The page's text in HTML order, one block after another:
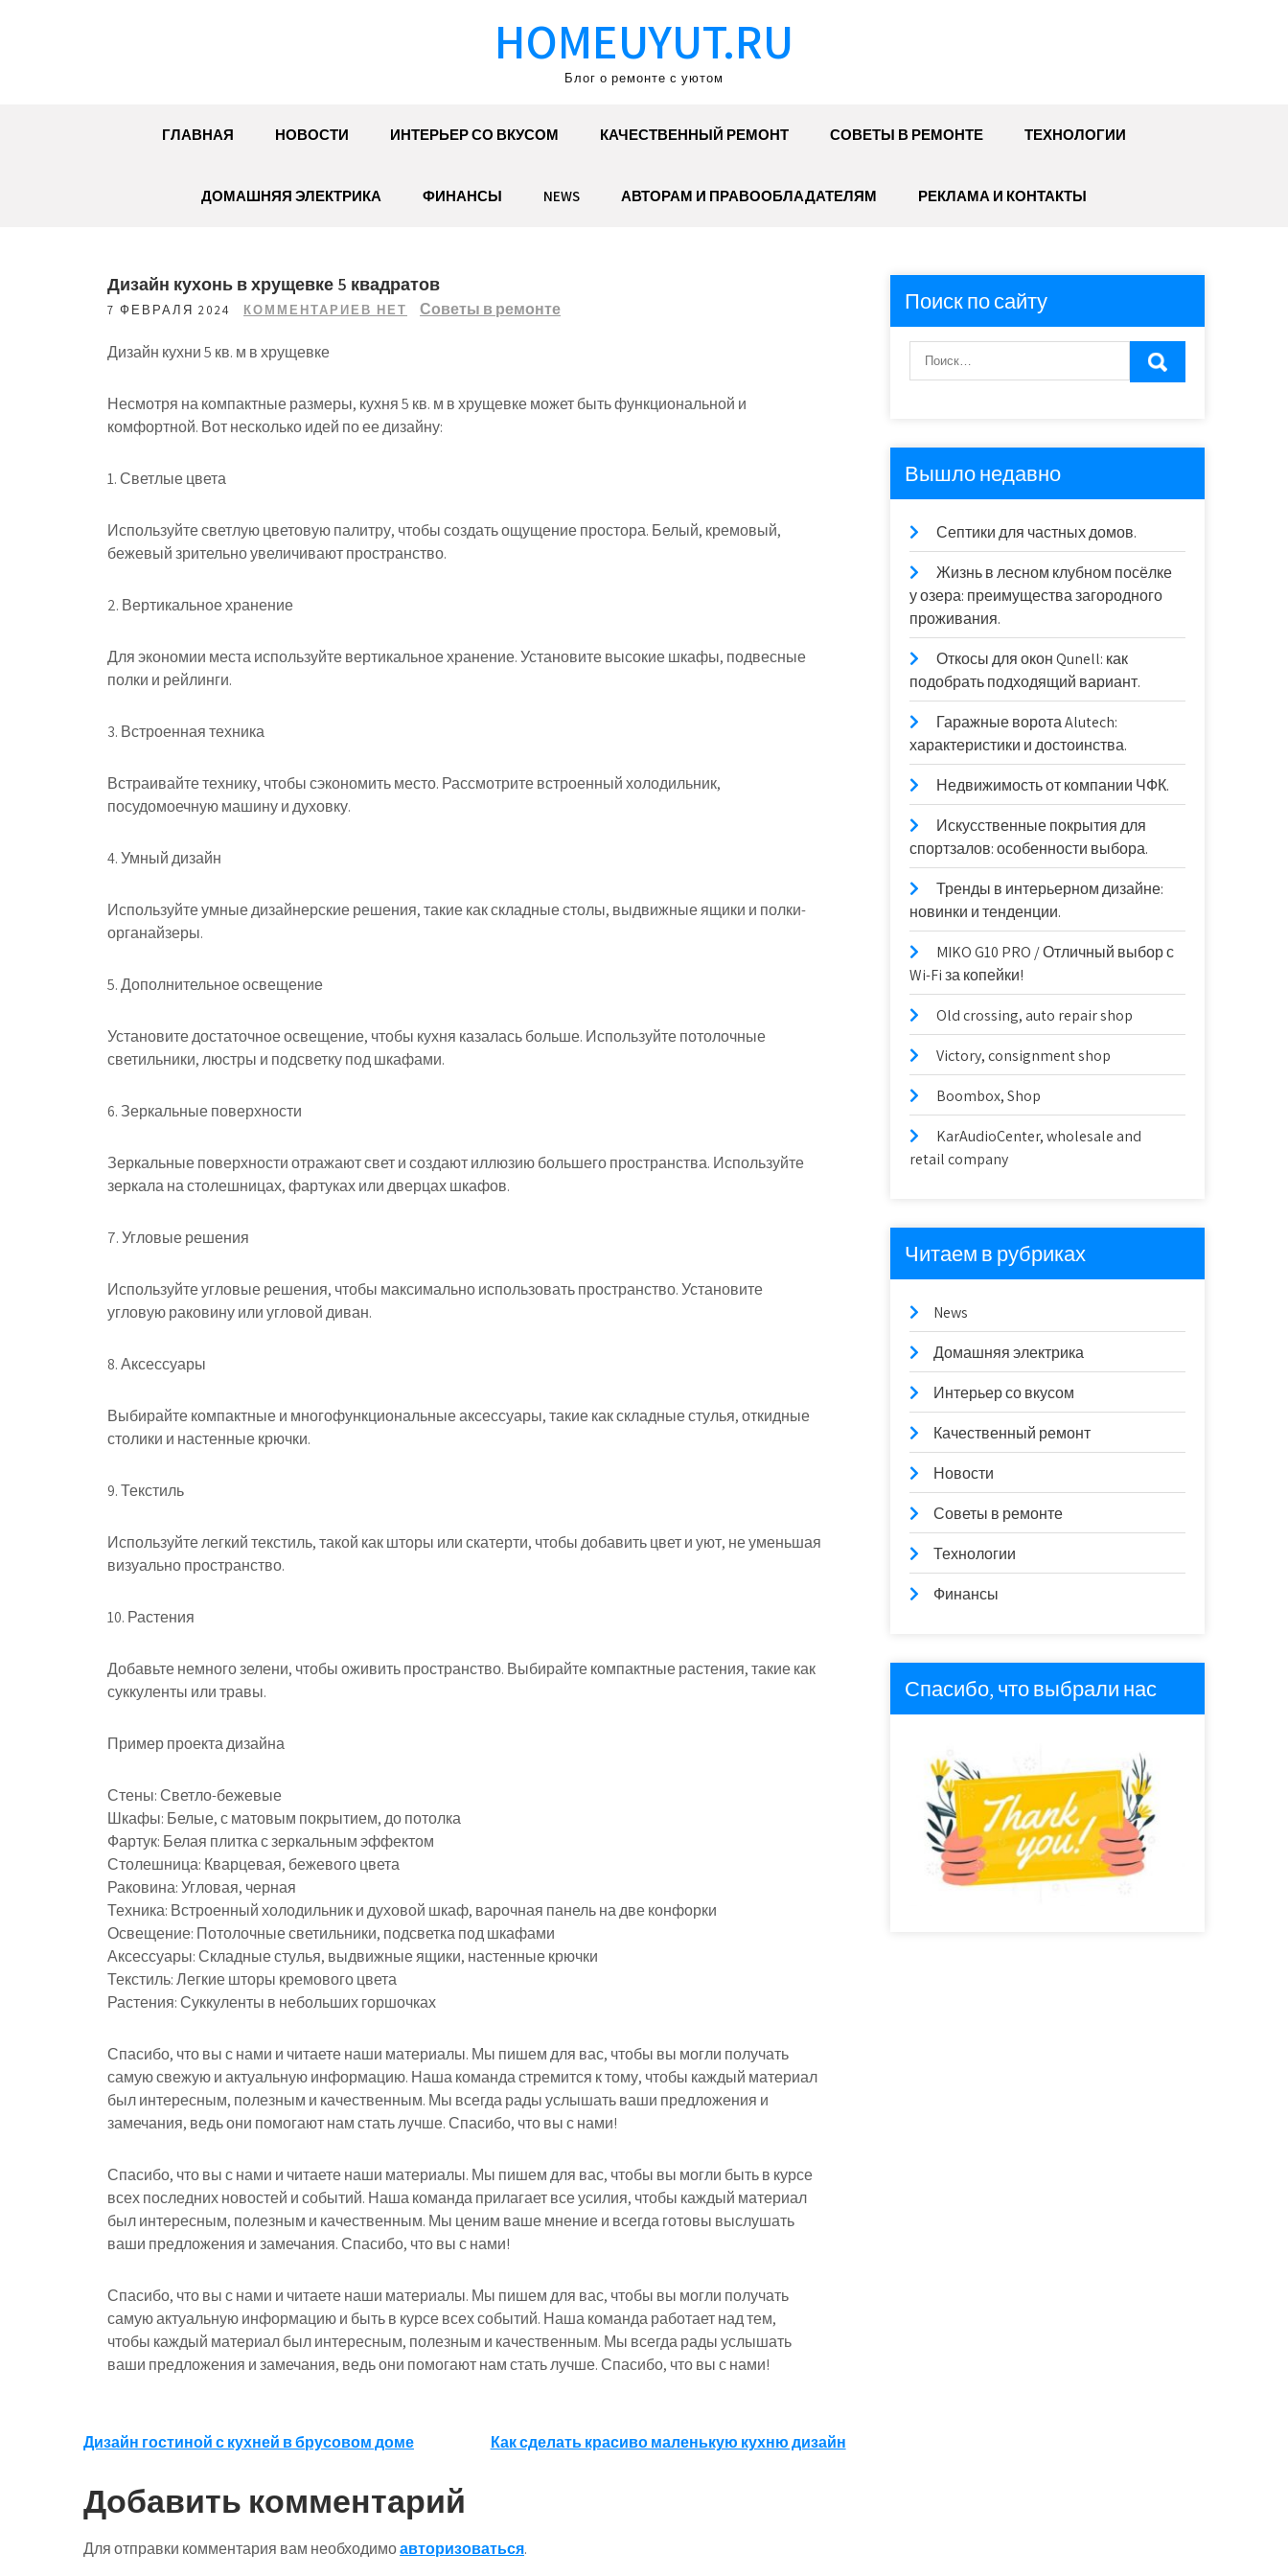
HOMEUYUT.RU
Блог о ремонте с уютом
ГЛАВНАЯ НОВОСТИ ИНТЕРЬЕР СО ВКУСОМ КАЧЕСТВЕННЫЙ РЕМОНТ СОВЕТЫ В РЕМОНТЕ ТЕХНОЛОГИИ
ДОМАШНЯЯ ЭЛЕКТРИКА ФИНАНСЫ NEWS АВТОРАМ И ПРАВООБЛАДАТЕЛЯМ РЕКЛАМА И КОНТАКТЫ
Дизайн кухонь в хрущевке 5 квадратов
7 ФЕВРАЛЯ 2024 КОММЕНТАРИЕВ НЕТ Советы в ремонте
Дизайн кухни 5 кв. м в хрущевке
Несмотря на компактные размеры, кухня 5 кв. м в хрущевке может быть функциональной и
комфортной. Вот несколько идей по ее дизайну:
1. Светлые цвета
Используйте светлую цветовую палитру, чтобы создать ощущение простора. Белый, кремовый,
бежевый зрительно увеличивают пространство.
2. Вертикальное хранение
Для экономии места используйте вертикальное хранение. Установите высокие шкафы, подвесные
полки и рейлинги.
3. Встроенная техника
Встраивайте технику, чтобы сэкономить место. Рассмотрите встроенный холодильник,
посудомоечную машину и духовку.
4. Умный дизайн
Используйте умные дизайнерские решения, такие как складные столы, выдвижные ящики и полки-
органайзеры.
5. Дополнительное освещение
Установите достаточное освещение, чтобы кухня казалась больше. Используйте потолочные
светильники, люстры и подсветку под шкафами.
6. Зеркальные поверхности
Зеркальные поверхности отражают свет и создают иллюзию большего пространства. Используйте
зеркала на столешницах, фартуках или дверцах шкафов.
7. Угловые решения
Используйте угловые решения, чтобы максимально использовать пространство. Установите
угловую раковину или угловой диван.
8. Аксессуары
Выбирайте компактные и многофункциональные аксессуары, такие как складные стулья, откидные
столики и настенные крючки.
9. Текстиль
Используйте легкий текстиль, такой как шторы или скатерти, чтобы добавить цвет и уют, не уменьшая
визуально пространство.
10. Растения
Добавьте немного зелени, чтобы оживить пространство. Выбирайте компактные растения, такие как
суккуленты или травы.
Пример проекта дизайна
Стены: Светло-бежевые
Шкафы: Белые, с матовым покрытием, до потолка
Фартук: Белая плитка с зеркальным эффектом
Столешница: Кварцевая, бежевого цвета
Раковина: Угловая, черная
Техника: Встроенный холодильник и духовой шкаф, варочная панель на две конфорки
Освещение: Потолочные светильники, подсветка под шкафами
Аксессуары: Складные стулья, выдвижные ящики, настенные крючки
Текстиль: Легкие шторы кремового цвета
Растения: Суккуленты в небольших горшочках
Спасибо, что вы с нами и читаете наши материалы. Мы пишем для вас, чтобы вы могли получать
самую свежую и актуальную информацию. Наша команда стремится к тому, чтобы каждый материал
был интересным, полезным и качественным. Мы всегда рады услышать ваши предложения и
замечания, ведь они помогают нам стать лучше. Спасибо, что вы с нами!
Спасибо, что вы с нами и читаете наши материалы. Мы пишем для вас, чтобы вы могли быть в курсе
всех последних новостей и событий. Наша команда прилагает все усилия, чтобы каждый материал
был интересным, полезным и качественным. Мы ценим ваше мнение и всегда готовы выслушать
ваши предложения и замечания. Спасибо, что вы с нами!
Спасибо, что вы с нами и читаете наши материалы. Мы пишем для вас, чтобы вы могли получать
самую актуальную информацию и быть в курсе всех событий. Наша команда работает над тем,
чтобы каждый материал был интересным, полезным и качественным. Мы всегда рады услышать
ваши предложения и замечания, ведь они помогают нам стать лучше. Спасибо, что вы с нами!
Навигация
по
записям
Дизайн гостиной с кухней в брусовом доме Как сделать красиво маленькую кухню дизайн
Добавить комментарий
Для отправки комментария вам необходимоавторизоваться.
Поиск по сайту
Вышло недавно
Септики для частных домов.
Жизнь в лесном клубном посёлке
у озера: преимущества загородного
проживания.
Откосы для окон Qunell: как
подобрать подходящий вариант.
Гаражные ворота Alutech:
характеристики и достоинства.
Недвижимость от компании ЧФК.
Искусственные покрытия для
спортзалов: особенности выбора.
Тренды в интерьерном дизайне:
новинки и тенденции.
MIKO G10 PRO / Отличный выбор с
Wi-Fi за копейки!
Old crossing, auto repair shop
Victory, consignment shop
Boombox, Shop
KarAudioCenter, wholesale and
retail company
Читаем в рубриках
News
Домашняя электрика
Интерьер со вкусом
Качественный ремонт
Новости
Советы в ремонте
Технологии
Финансы
Спасибо, что выбрали нас